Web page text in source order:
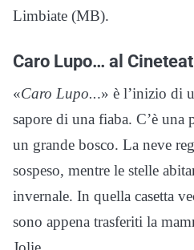
Limbiate (MB).
Caro Lupo… al
«Caro Lupo...» è l’inizio di
sapore di una fiaba. C’è una
un grande bosco. La neve
sospeso, mentre le stelle
invernale. In quella casetta
sono appena trasferiti la